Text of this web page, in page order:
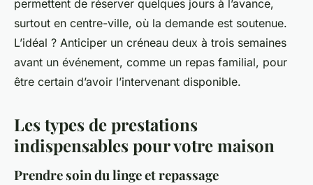
permettent de réserver quelques jours à l’avance,
surtout en centre-ville, où la demande est soutenue.
L’idéal ? Anticiper un créneau deux à trois semaines
avant un événement, comme un repas familial, pour
être certain d’avoir l’intervenant disponible.
Les types de prestations
indispensables pour votre maison
Prendre soin du linge et repassage